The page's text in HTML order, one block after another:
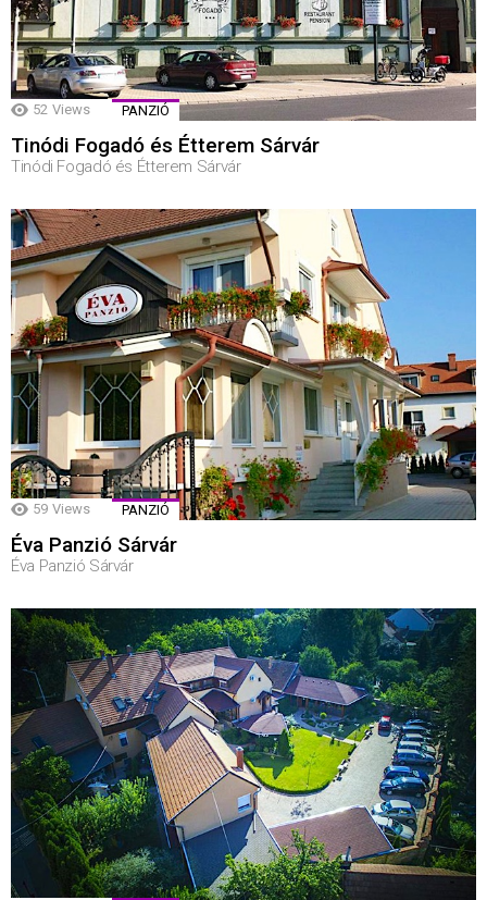
52 Views PANZIÓ
Tinódi Fogadó és Étterem Sárvár
Tinódi Fogadó és Étterem Sárvár
59 Views PANZIÓ
Éva Panzió Sárvár
Éva Panzió Sárvár